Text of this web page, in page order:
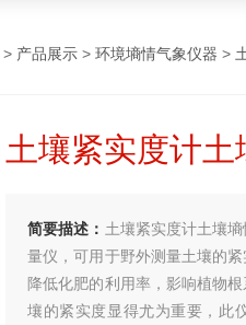
> 产品展示 > 环境墒情气象仪器 >
土壤紧实度计
简要描述： 土壤紧实度计土壤
量仪，可用于野外测量土壤的
降低化肥的利用率，影响植物
壤的紧实度显得尤为重要，此